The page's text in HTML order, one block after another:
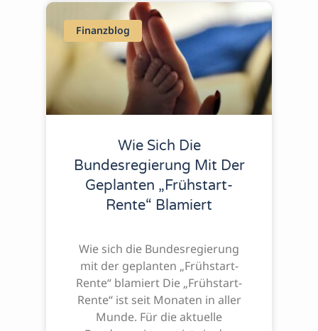
Finanzblog
Wie Sich Die
Bundesregierung Mit Der
Geplanten „Frühstart-
Rente“ Blamiert
Wie sich die Bundesregierung
mit der geplanten „Frühstart-
Rente“ blamiert Die „Frühstart-
Rente“ ist seit Monaten in aller
Munde. Für die aktuelle